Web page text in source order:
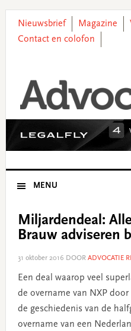
primary
main
primary
footer
Nieuwsbrief Magazine
Contact en colofon
MENU
Miljardendeal:
Brauw adviseren
31 oktober 2016 DOOR ADVOCATIE
Een deal waarop veel
de overname van NXP
de geschiedenis van de
overname van een